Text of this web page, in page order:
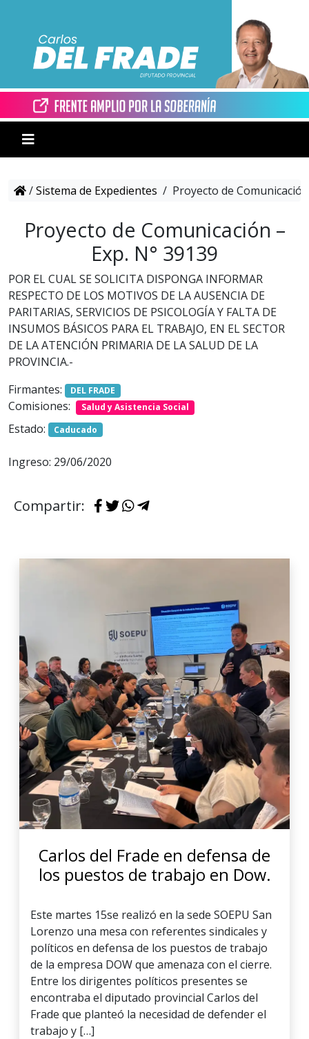
/Sistema de Expedientes / Proyecto de
Proyecto de Comunicación –
Exp. N° 39139
POR EL CUAL SE SOLICITA DISPONGA INFORMAR
RESPECTO DE LOS MOTIVOS DE LA AUSENCIA DE
PARITARIAS, SERVICIOS DE PSICOLOGÍA Y FALTA DE
INSUMOS BÁSICOS PARA EL TRABAJO, EN EL SECTOR
DE LA ATENCIÓN PRIMARIA DE LA SALUD DE LA
PROVINCIA.-
Firmantes:
DEL FRADE
Comisiones: Salud y Asistencia Social
Estado: Caducado
Ingreso: 29/06/2020
Compartir:
Carlos del Frade en defensa de
los puestos de trabajo en Dow.
Este martes 15se realizó en la sede SOEPU San
Lorenzo una mesa con referentes sindicales y
políticos en defensa de los puestos de trabajo
de la empresa DOW que amenaza con el cierre.
Entre los dirigentes políticos presentes se
encontraba el diputado provincial Carlos del
Frade que planteó la necesidad de defender el
trabajo y […]